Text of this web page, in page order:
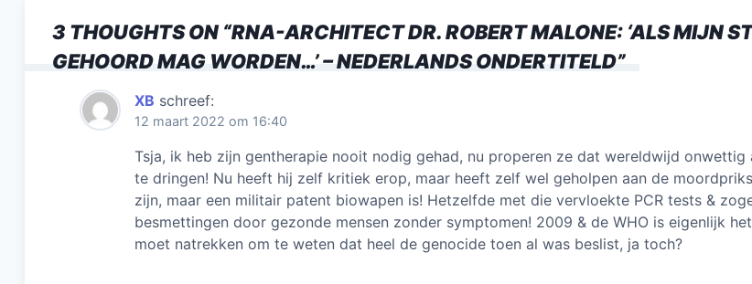
b
o
o
dI
n
A
p
p
3 THOUGHTS ON “RNA-ARCHITECT DR. ROBERT MALONE: ‘ALS MIJN
GEHOORD MAG WORDEN…’ – NEDERLANDS ONDERTITELD”
XB schreef:
12 maart 2022 om 16:40
Tsja, ik heb zijn gentherapie nooit nodig gehad, nu properen ze dat wereldwijd onwettig
te dringen! Nu heeft hij zelf kritiek erop, maar heeft zelf wel geholpen aan de
zijn, maar een militair patent biowapen is! Hetzelfde met die vervloekte PCR tests &
besmettingen door gezonde mensen zonder symptomen! 2009 & de WHO is eigenlijk
moet natrekken om te weten dat heel de genocide toen al was beslist, ja toch?